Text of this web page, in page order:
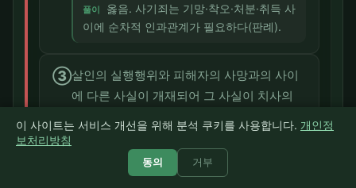
풀이
옳음. 사기죄는 기망·착오·처분·취득 사
이에 순차적 인과관계가 필요하다(판례).
③살인의 실행행위와 피해자의 사망과의 사이
에 다른 사실이 개재되어 그 사실이 치사의
않는다면 살인의 실행행위와 피해자의 사망
과의 사이에 인과관계가 인정된다.
이 사이트는 서비스 개선을 위해 분석 쿠키를 사용합니다. 개인정
보처리방침
동의 거부